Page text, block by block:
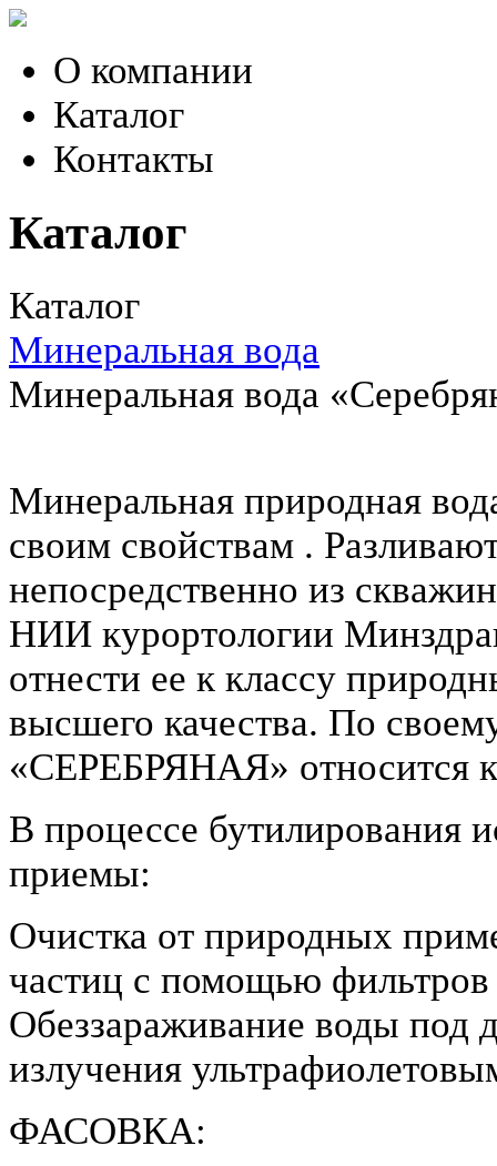
О компании
Каталог
Контакты
Каталог
Каталог
Минеральная вода
Минеральная вода
Минеральная природная
своим свойствам .
непосредственно из
НИИ курортологии
отнести ее к классу
высшего качества. По
«СЕРЕБРЯНАЯ» относится
В процессе бутилирования
приемы:
Очистка от природных
частиц с помощью фильтров
Обеззараживание воды под
излучения
ФАСОВКА: